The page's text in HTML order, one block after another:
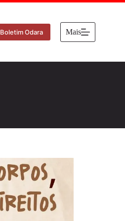
Boletim Odara Mais